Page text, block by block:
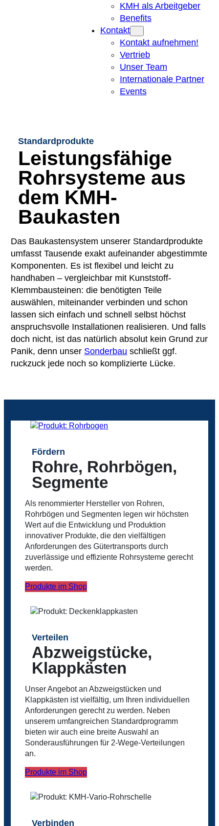
KMH als Arbeitgeber
Benefits
Kontakt
Kontakt aufnehmen!
Vertrieb
Unser Team
Internationale Partner
Events
Standardprodukte
Leistungsfähige
Rohrsysteme aus
dem KMH-
Baukasten
Das Baukastensystem unserer Standardprodukte
umfasst Tausende exakt aufeinander abgestimmte
Komponenten. Es ist flexibel und leicht zu
handhaben – vergleichbar mit Kunststoff-
Klemmbausteinen: die benötigten Teile
auswählen, miteinander verbinden und schon
lassen sich einfach und schnell selbst höchst
anspruchsvolle Installationen realisieren. Und falls
doch nicht, ist das natürlich absolut kein Grund zur
Panik, denn unser Sonderbau schließt ggf.
ruckzuck jede noch so komplizierte Lücke.
Fördern
Rohre, Rohrbögen,
Segmente
Als renommierter Hersteller von Rohren,
Rohrbögen und Segmenten legen wir höchsten
Wert auf die Entwicklung und Produktion
innovativer Produkte, die den vielfältigen
Anforderungen des Gütertransports durch
zuverlässige und effiziente Rohrsysteme gerecht
werden.
Produkte im Shop
Verteilen
Abzweigstücke,
Klappkästen
Unser Angebot an Abzweigstücken und
Klappkästen ist vielfältig, um Ihren individuellen
Anforderungen gerecht zu werden. Neben
unserem umfangreichen Standardprogramm
bieten wir auch eine breite Auswahl an
Sonderausführungen für 2-Wege-Verteilungen
an.
Produkte im Shop
Verbinden